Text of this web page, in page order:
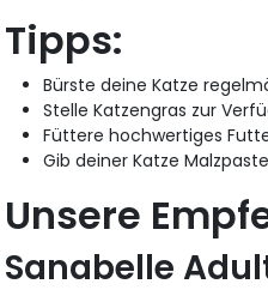
Tipps:
Bürste deine Katze
Stelle Katzengras zur
Füttere hochwertiges
Gib deiner Katze Malzpaste
Unsere
Sanabelle